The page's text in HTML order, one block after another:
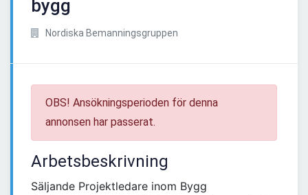
bygg
Nordiska Bemanningsgruppen
OBS! Ansökningsperioden för denna
annonsen har passerat.
Arbetsbeskrivning
Säljande Projektledare inom Bygg